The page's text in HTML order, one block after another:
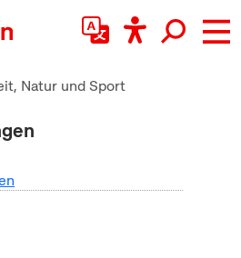
Natur und Sport